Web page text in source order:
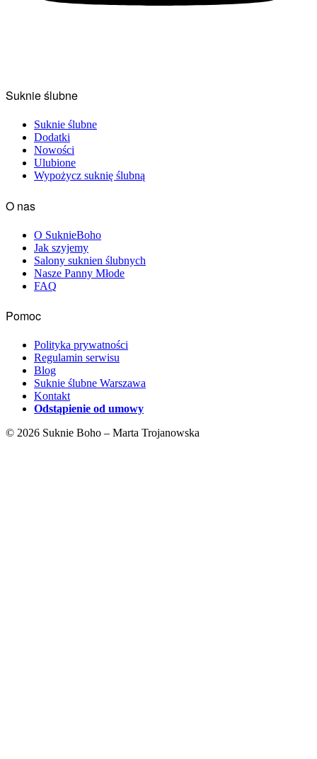
Suknie ślubne
Suknie ślubne
Dodatki
Nowości
Ulubione
Wypożycz suknię ślubną
O nas
O SuknieBoho
Jak szyjemy
Salony suknien ślubnych
Nasze Panny Młode
FAQ
Pomoc
Polityka prywatności
Regulamin serwisu
Blog
Suknie ślubne Warszawa
Kontakt
Odstąpienie od umowy
© 2026 Suknie Boho – Marta Trojanowska